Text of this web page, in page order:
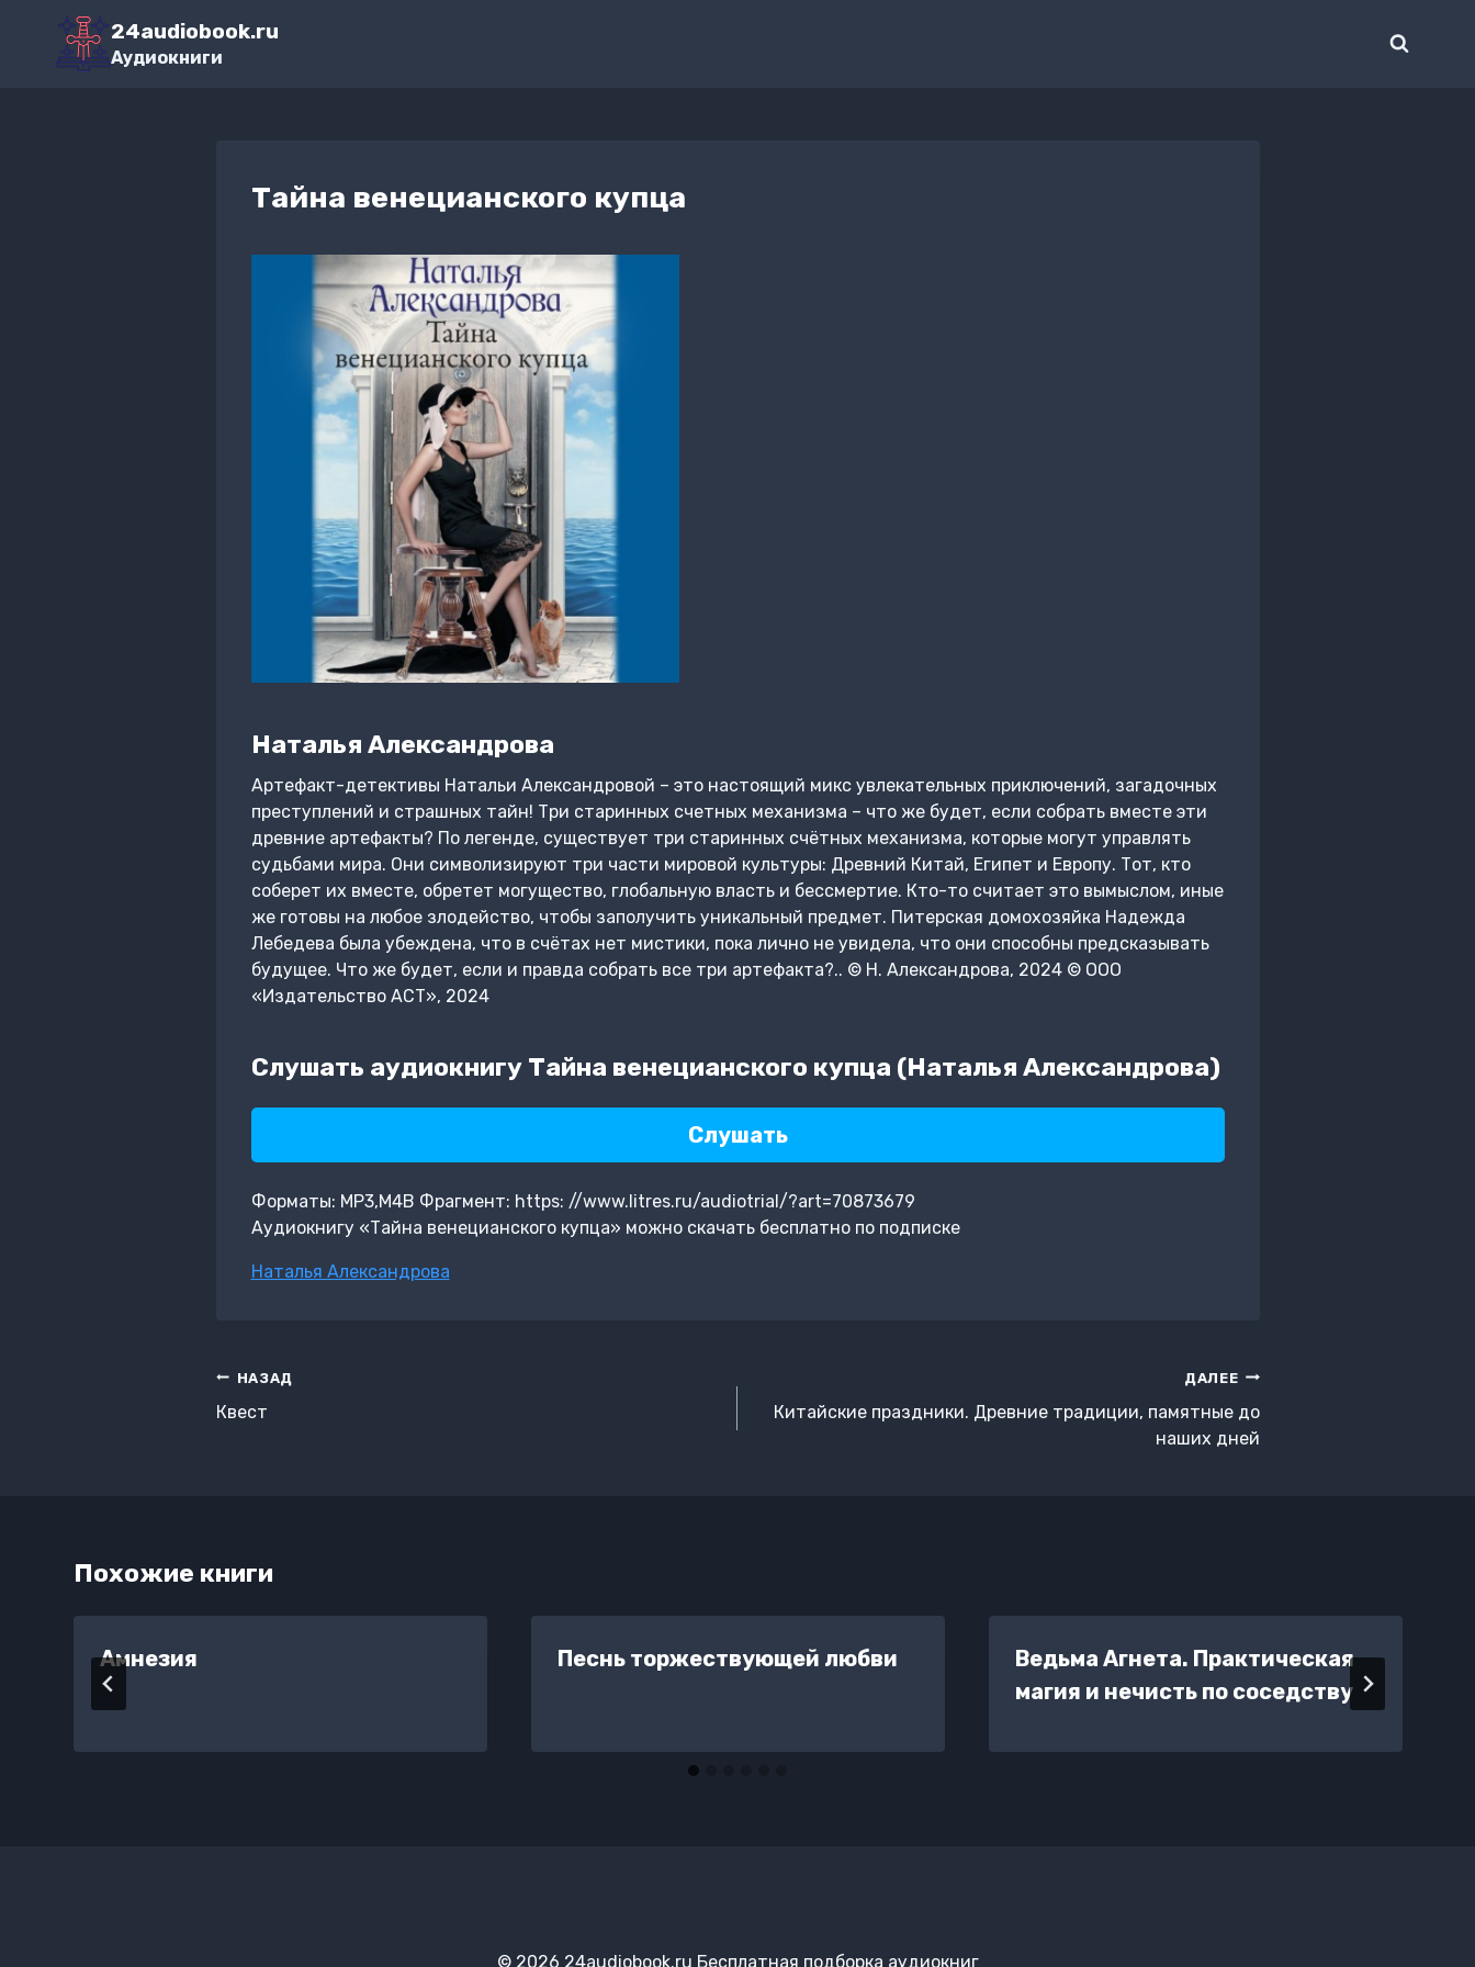
Перейти
содержимому
24audiobook.ru
Аудиокниги
Тайна венецианского купца
Наталья Александрова
Артефакт-детективы Натальи Александровой – это настоящий микс увлекательных приключений, загадочных
преступлений и страшных тайн! Три старинных счетных механизма – что же будет, если собрать вместе эти
древние артефакты? По легенде, существует три старинных счётных механизма, которые могут управлять
судьбами мира. Они символизируют три части мировой культуры: Древний Китай, Египет и Европу. Тот, кто
соберет их вместе, обретет могущество, глобальную власть и бессмертие. Кто-то считает это вымыслом, иные
же готовы на любое злодейство, чтобы заполучить уникальный предмет. Питерская домохозяйка Надежда
Лебедева была убеждена, что в счётах нет мистики, пока лично не увидела, что они способны предсказывать
будущее. Что же будет, если и правда собрать все три артефакта?.. © Н. Александрова, 2024 © ООО
«Издательство АСТ», 2024
Слушать аудиокнигу Тайна венецианского купца (Наталья Александрова)
Слушать
Форматы: MP3,M4B Фрагмент: https: //www.litres.ru/audiotrial/?art=70873679
Аудиокнигу «Тайна венецианского купца» можно скачать бесплатно по подписке
Метки
Наталья Александрова
Навигация
по
НАЗАД
Квест
ДАЛЕЕ
Китайские праздники. Древние традиции, памятные до
наших дней
Похожие книги
Амнезия Песнь торжествующей любви
Ведьма Агнета. Практическая
магия и нечисть по соседству
© 2026 24audiobook.ru Бесплатная подборка аудиокниг